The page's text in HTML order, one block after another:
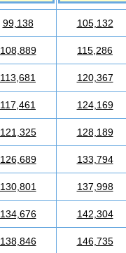
99,138 105,132
108,889 115,286
113,681 120,367
117,461 124,169
121,325 128,189
126,689 133,794
130,801 137,998
134,676 142,304
138,846 146,735